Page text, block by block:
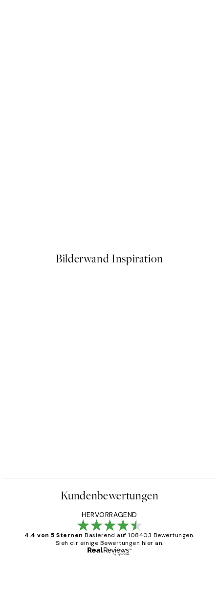
Bilderwand Inspiration
Kundenbewertungen
HERVORRAGEND
4.4 von 5 Sternen Basierend auf 108403 Bewertungen.
Sieh dir einige Bewertungen hier an.